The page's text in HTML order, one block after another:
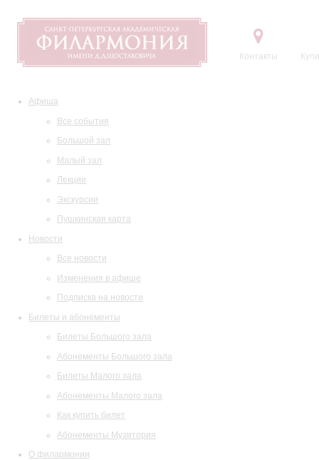
Контакты
Афиша
Все события
Большой зал
Малый зал
Лекции
Экскурсии
Пушкинская карта
Новости
Все новости
Изменения в афише
Подписка на новости
Билеты и абонементы
Билеты Большого зала
Абонементы Большого зала
Билеты Малого зала
Абонементы Малого зала
Как купить билет
Абонементы Музитория
О филармонии